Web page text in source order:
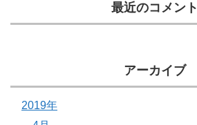
最近のコメント
アーカイブ
2019年